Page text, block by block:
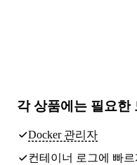
각 상품에는 필요한
Docker 관리자
컨테이너 로그에 빠